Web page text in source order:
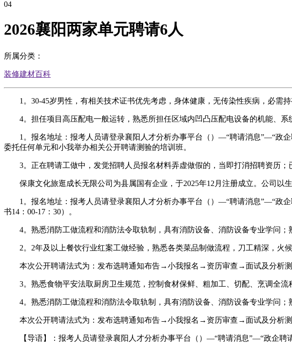
04
2026襄阳两家单元聘请6人
所属分类：
装修建材百科
1。30-45岁男性，有相关技术证书优先考虑，身体健康，无传染性疾病，必需持
4。担任项目高压配电一般运转，熟悉所担任区域内凹凸压配电设备的机能、系
1。报名地址：报考人员请登录襄阳人才分析办事平台（）—“聘请消息”—“政企
委托任何单元和小我举办相关公开聘请测验的培训班。
3。正在聘请工做中，发觉招聘人员报名材料弄虚做假的，当即打消招聘资历；
保康文化旅逛成长无限公司为县属国有企业，于2025年12月注册成立。公司以
1。报名地址：报考人员请登录襄阳人才分析办事平台（）—“聘请消息”—“政企
书14：00-17：30）。
4。熟悉消防工做流程和消防法令取轨制，具有消防设备、消防设备专业学问；
2。2年及以上餐饮行业红案工做经验，熟悉各类菜品制做流程，刀工精深，火候
本次公开聘请法式为：发布选聘通知布告→小我报名→资历审查→面试及分析
3。熟悉食物平安法取厨房卫生规范，控制食材保鲜、粗加工、切配、烹调全流
4。熟悉消防工做流程和消防法令取轨制，具有消防设备、消防设备专业学问；
本次公开聘请法式为：发布选聘通知布告→小我报名→资历审查→面试及分析
【导语】：报考人员请登录襄阳人才分析办事平台（）—“聘请消息”—“政企聘请